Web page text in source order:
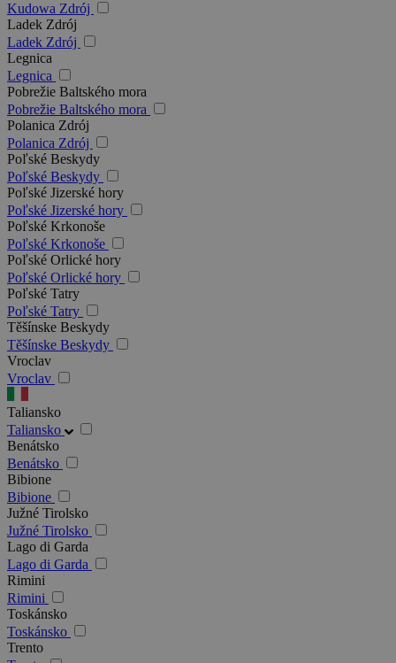
Kudowa Zdrój
Ladek Zdrój
Ladek Zdrój
Legnica
Legnica
Pobrežie Baltského mora
Pobrežie Baltského mora
Polanica Zdrój
Polanica Zdrój
Poľské Beskydy
Poľské Beskydy
Poľské Jizerské hory
Poľské Jizerské hory
Poľské Krkonoše
Poľské Krkonoše
Poľské Orlické hory
Poľské Orlické hory
Poľské Tatry
Poľské Tatry
Těšínske Beskydy
Těšínske Beskydy
Vroclav
Vroclav
Taliansko
Taliansko
Benátsko
Benátsko
Bibione
Bibione
Južné Tirolsko
Južné Tirolsko
Lago di Garda
Lago di Garda
Rimini
Rimini
Toskánsko
Toskánsko
Trento